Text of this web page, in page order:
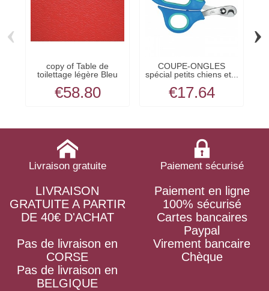
copy of Table de
toilettage légère Bleu
€58.80
COUPE-ONGLES
spécial petits chiens et...
€17.64
‹ ›
Livraison gratuite
LIVRAISON
GRATUITE A PARTIR
DE 40€ D'ACHAT
Pas de livraison en
CORSE
Pas de livraison en
BELGIQUE
Paiement sécurisé
Paiement en ligne
100% sécurisé
Cartes bancaires
Paypal
Virement bancaire
Chèque